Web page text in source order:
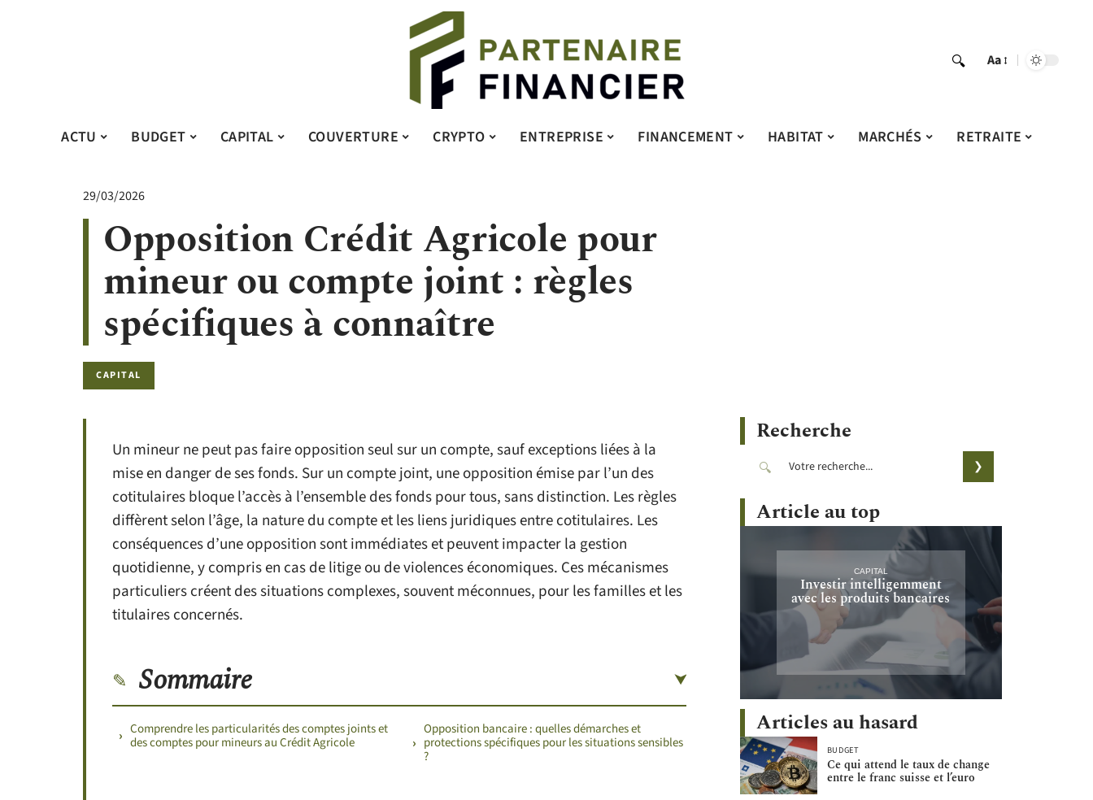
Aa
ACTU BUDGET CAPITAL COUVERTURE CRYPTO ENTREPRISE FINANCEMENT HABITAT MARCHÉS RETRAITE
29/03/2026
Opposition Crédit Agricole pour
mineur ou compte joint : règles
spécifiques à connaître
CAPITAL
Un mineur ne peut pas faire opposition seul sur un compte, sauf exceptions liées à la
mise en danger de ses fonds. Sur un compte joint, une opposition émise par l’un des
cotitulaires bloque l’accès à l’ensemble des fonds pour tous, sans distinction. Les règles
diffèrent selon l’âge, la nature du compte et les liens juridiques entre cotitulaires. Les
conséquences d’une opposition sont immédiates et peuvent impacter la gestion
quotidienne, y compris en cas de litige ou de violences économiques. Ces mécanismes
particuliers créent des situations complexes, souvent méconnues, pour les familles et les
titulaires concernés.
Sommaire
Comprendre les particularités des comptes joints et
des comptes pour mineurs au Crédit Agricole
Opposition bancaire : quelles démarches et
protections spécifiques pour les situations sensibles
?
Recherche
Article au top
CAPITAL
Investir intelligemment
avec les produits bancaires
Articles au hasard
BUDGET
Ce qui attend le taux de change
entre le franc suisse et l’euro